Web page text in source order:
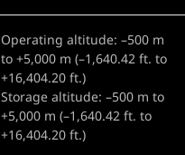
Operating altitude: –500 m
to +5,000 m (–1,640.42 ft. to
+16,404.20 ft.)
Storage altitude: –500 m to
+5,000 m (–1,640.42 ft. to
+16,404.20 ft.)